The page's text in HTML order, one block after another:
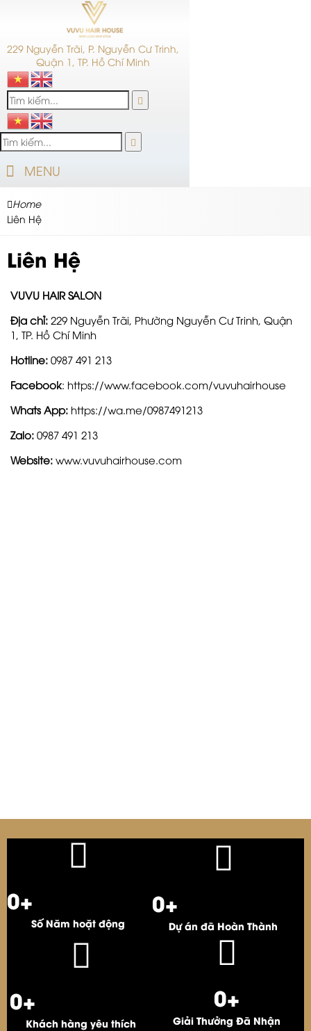
229 Nguyễn Trãi, P. Nguyễn Cư Trinh,
Quận 1, TP. Hồ Chí Minh
MENU
Home
Liên Hệ
Liên Hệ
VUVU HAIR SALON
Địa chỉ: 229 Nguyễn Trãi, Phường Nguyễn Cư Trinh, Quận
1, TP. Hồ Chí Minh
Hotline: 0987 491 213
Facebook: https://www.facebook.com/vuvuhairhouse
Whats App: https://wa.me/0987491213
Zalo: 0987 491 213
Website: www.vuvuhairhouse.com
0+
Số Năm hoặt động
0+
Dự án đã Hoàn Thành
0+
Khách hàng yêu thích
0+
Giải Thưởng Đã Nhận